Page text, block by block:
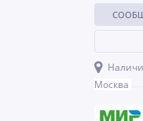
Москва